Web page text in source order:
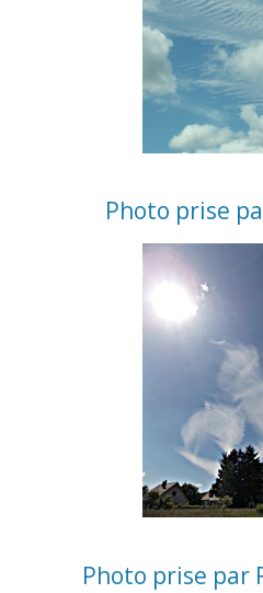
Photo prise
Photo prise par